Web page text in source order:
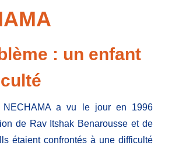
: un enfant
NECHAMA a vu le jour en 1996
de Rav Itshak Benarousse et de
étaient confrontés à une difficulté